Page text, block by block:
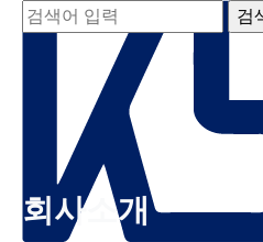
회사소개